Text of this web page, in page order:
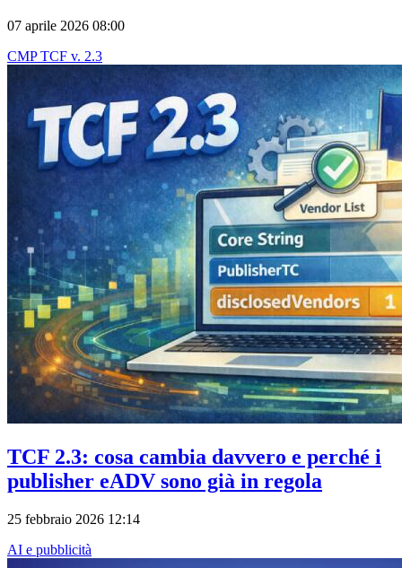
07 aprile 2026 08:00
CMP TCF v. 2.3
TCF 2.3: cosa cambia davvero e perché i
publisher eADV sono già in regola
25 febbraio 2026 12:14
AI e pubblicità